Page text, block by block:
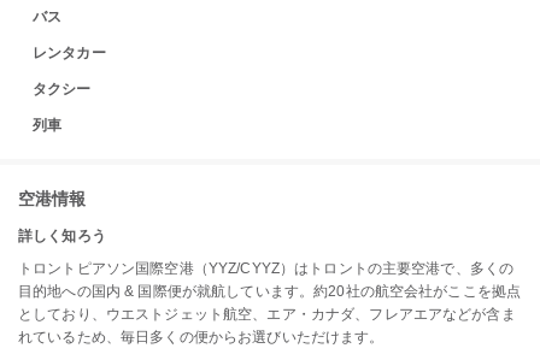
バス
レンタカー
タクシー
列車
空港情報
詳しく知ろう
トロントピアソン国際空港（YYZ/CYYZ）はトロントの主要空港で、多くの
目的地への国内 & 国際便が就航しています。約20社の航空会社がここを拠点
としており、ウエストジェット航空、エア・カナダ、フレアエアなどが含ま
れているため、毎日多くの便からお選びいただけます。